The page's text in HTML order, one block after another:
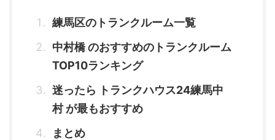
練馬区のトランクルーム一覧
中村橋 のおすすめのトランクルーム
TOP10ランキング
迷ったら トランクハウス24練馬中
村 が最もおすすめ
まとめ